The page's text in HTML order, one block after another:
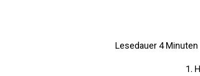
Lesedauer 4 Minuten